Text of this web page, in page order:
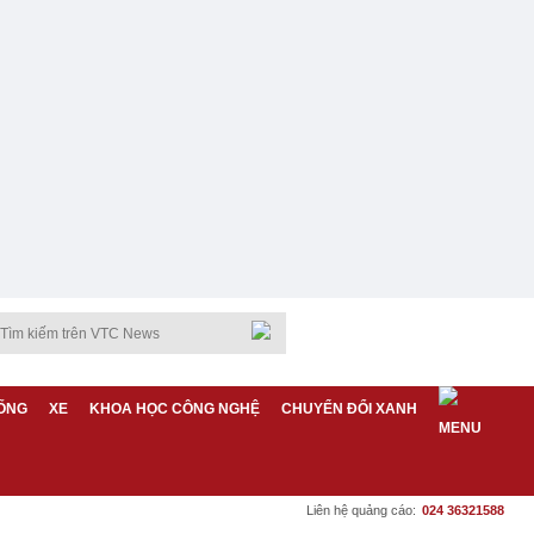
XE KHOA HỌC CÔNG NGHỆ CHUYỂN ĐỔI XANH
Liên hệ quảng cáo: 024 36321588